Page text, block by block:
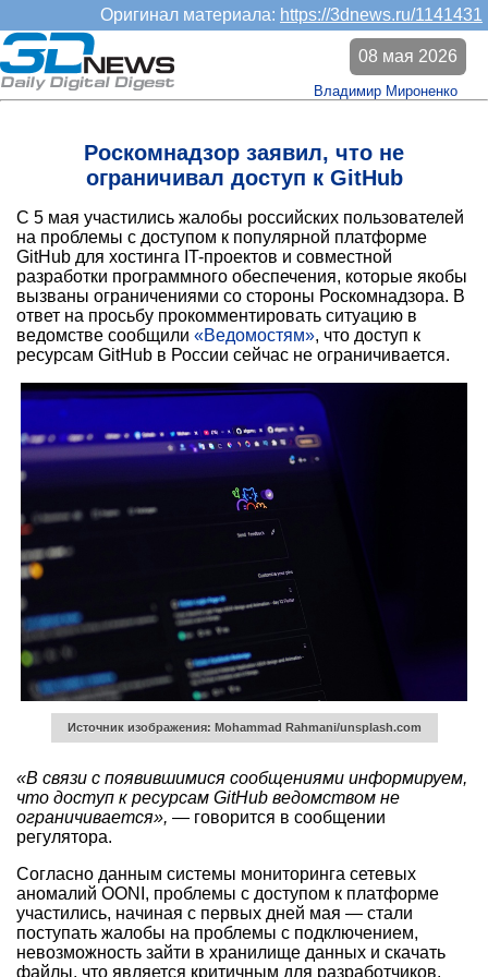
Оригинал материала: https://3dnews.ru/1141431
Роскомнадзор заявил, что не
ограничивал доступ к GitHub
08 мая 2026
Владимир Мироненко
С 5 мая участились жалобы российских пользователей
на проблемы с доступом к популярной платформе
GitHub для хостинга IT-проектов и совместной
разработки программного обеспечения, которые якобы
вызваны ограничениями со стороны Роскомнадзора. В
ответ на просьбу прокомментировать ситуацию в
ведомстве сообщили «Ведомостям», что доступ к
ресурсам GitHub в России сейчас не ограничивается.
Источник изображения: Mohammad Rahmani/unsplash.com
«В связи с появившимися сообщениями информируем,
что доступ к ресурсам GitHub ведомством не
ограничивается», — говорится в сообщении
регулятора.
Согласно данным системы мониторинга сетевых
аномалий OONI, проблемы с доступом к платформе
участились, начиная с первых дней мая — стали
поступать жалобы на проблемы с подключением,
невозможность зайти в хранилище данных и скачать
файлы, что является критичным для разработчиков.